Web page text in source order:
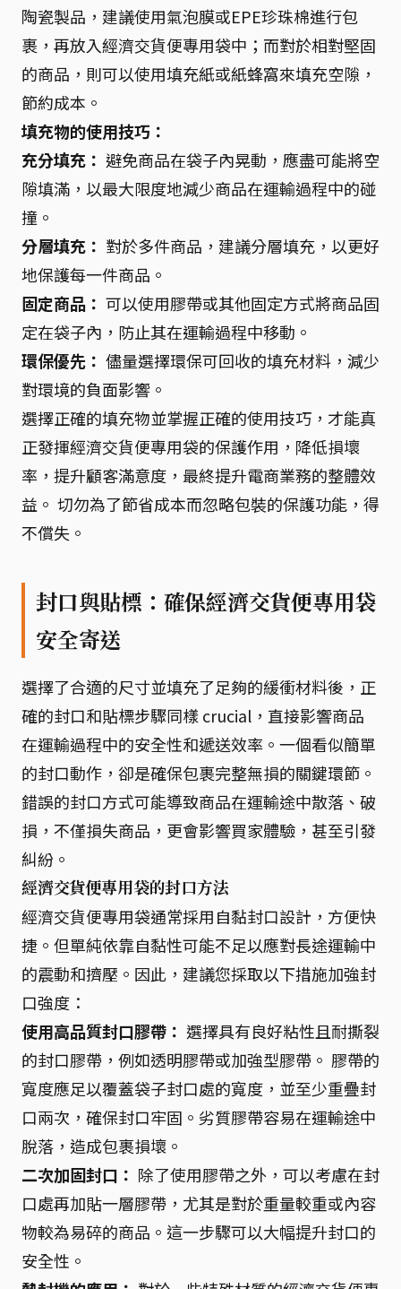
陶瓷製品，建議使用氣泡膜或EPE珍珠棉進行包
裹，再放入經濟交貨便專用袋中；而對於相對堅固
的商品，則可以使用填充紙或紙蜂窩來填充空隙，
節約成本。
填充物的使用技巧：
充分填充： 避免商品在袋子內晃動，應盡可能將空
隙填滿，以最大限度地減少商品在運輸過程中的碰
撞。
分層填充： 對於多件商品，建議分層填充，以更好
地保護每一件商品。
固定商品： 可以使用膠帶或其他固定方式將商品固
定在袋子內，防止其在運輸過程中移動。
環保優先： 儘量選擇環保可回收的填充材料，減少
對環境的負面影響。
選擇正確的填充物並掌握正確的使用技巧，才能真
正發揮經濟交貨便專用袋的保護作用，降低損壞
率，提升顧客滿意度，最終提升電商業務的整體效
益。 切勿為了節省成本而忽略包裝的保護功能，得
不償失。
封口與貼標：確保經濟交貨便專用袋
安全寄送
選擇了合適的尺寸並填充了足夠的緩衝材料後，正
確的封口和貼標步驟同樣 crucial，直接影響商品
在運輸過程中的安全性和遞送效率。一個看似簡單
的封口動作，卻是確保包裹完整無損的關鍵環節。
錯誤的封口方式可能導致商品在運輸途中散落、破
損，不僅損失商品，更會影響買家體驗，甚至引發
糾紛。
經濟交貨便專用袋的封口方法
經濟交貨便專用袋通常採用自黏封口設計，方便快
捷。但單純依靠自黏性可能不足以應對長途運輸中
的震動和擠壓。因此，建議您採取以下措施加強封
口強度：
使用高品質封口膠帶： 選擇具有良好粘性且耐撕裂
的封口膠帶，例如透明膠帶或加強型膠帶。 膠帶的
寬度應足以覆蓋袋子封口處的寬度，並至少重疊封
口兩次，確保封口牢固。劣質膠帶容易在運輸途中
脫落，造成包裹損壞。
二次加固封口： 除了使用膠帶之外，可以考慮在封
口處再加貼一層膠帶，尤其是對於重量較重或內容
物較為易碎的商品。這一步驟可以大幅提升封口的
安全性。